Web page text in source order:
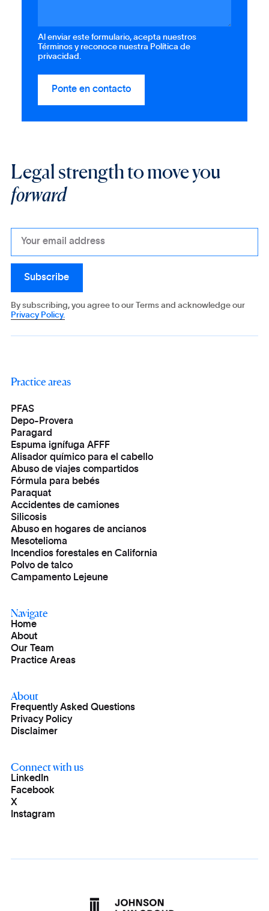
Al enviar este formulario, acepta nuestros
Términos y reconoce nuestra Política de
privacidad.
Legal strength to move you
forward
By subscribing, you agree to our Terms and acknowledge our
Privacy Policy.
Practice areas
PFAS
Depo-Provera
Paragard
Espuma ignífuga AFFF
Alisador químico para el cabello
Abuso de viajes compartidos
Fórmula para bebés
Paraquat
Accidentes de camiones
Silicosis
Abuso en hogares de ancianos
Mesotelioma
Incendios forestales en California
Polvo de talco
Campamento Lejeune
Navigate
Home
About
Our Team
Practice Areas
About
Frequently Asked Questions
Privacy Policy
Disclaimer
Connect with us
LinkedIn
Facebook
X
Instagram